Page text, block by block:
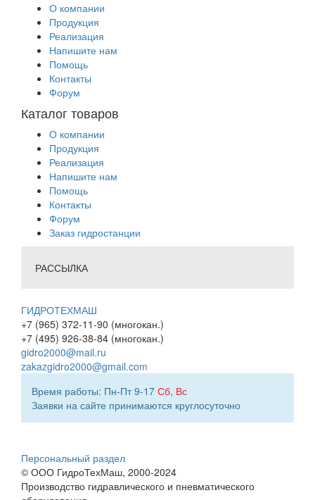
О компании
Продукция
Реализация
Напишите нам
Помощь
Контакты
Форум
Каталог товаров
О компании
Продукция
Реализация
Напишите нам
Помощь
Контакты
Форум
Заказ гидростанции
РАССЫЛКА
ГИДРОТЕХМАШ
+7 (965) 372-11-90 (многокан.)
+7 (495) 926-38-84 (многокан.)
gidro2000@mail.ru
zakazgidro2000@gmail.com
Время работы: Пн-Пт 9-17 Сб, Вс
Заявки на сайте принимаются круглосуточно
Персональный раздел
© ООО ГидроТехМаш, 2000-2024
Производство гидравлического и пневматического